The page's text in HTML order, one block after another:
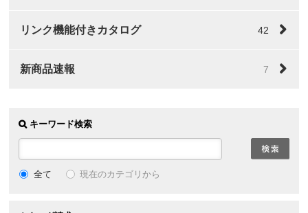
リンク機能付きカタログ 42
新商品速報 7
キーワード検索
全て 現在のカテゴリから